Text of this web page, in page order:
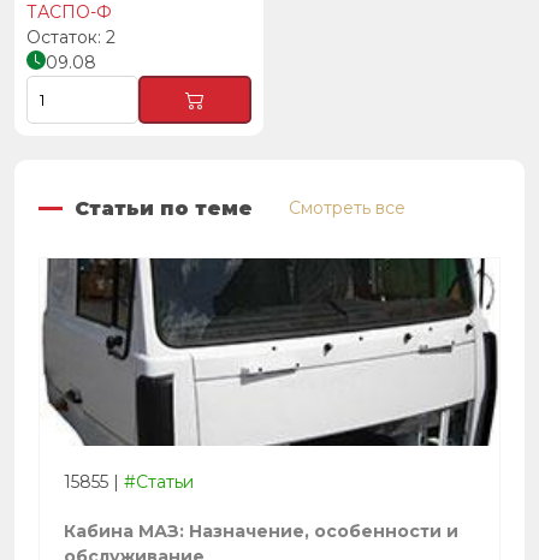
ТАСПО-Ф
2
09.08
Статьи по теме Смотреть все
15855 | #Статьи
Кабина МАЗ: Назначение, особенности и